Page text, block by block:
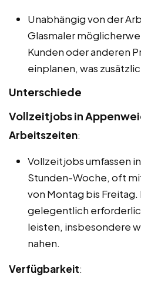
Unabhängig von der
Glasmaler
Kunden oder anderen
einplanen, was
Unterschiede
Vollzeitjobs in
Arbeitszeiten:
Vollzeitjobs umfassen
Stunden-Woche, oft
von Montag bis Freitag.
gelegentlich
leisten, insbesondere
nahen.
Verfügbarkeit: